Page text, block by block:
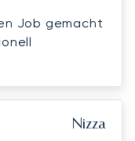
Job gemacht
Nizza